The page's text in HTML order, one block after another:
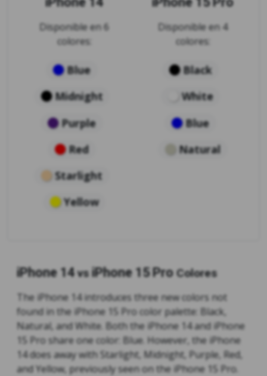
Disponible en 6
colores:
Blue
Midnight
Purple
Red
Starlight
Yellow
Disponible en 4
colores:
Black
White
Blue
Natural
iPhone 14 vs iPhone 15 Pro Colores
The iPhone 14 introduces three new colors not
found in the iPhone 15 Pro color palette: Black,
Natural, and White. Both the iPhone 14 and iPhone
15 Pro share one color: Blue. However, the iPhone
14 does away with Starlight, Midnight, Purple, Red,
and Yellow, previously seen on the iPhone 15 Pro.